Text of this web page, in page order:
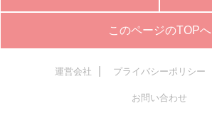
このページのTOPへ
運営会社 プライバシーポリシー
お問い合わせ